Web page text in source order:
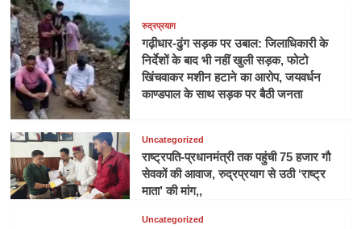
रुद्रप्रयाग
गढ़ीधार-ढुंग सड़क पर उबाल: जिलाधिकारी के
निर्देशों के बाद भी नहीं खुली सड़क, फोटो
खिंचवाकर मशीन हटाने का आरोप, जयवर्धन
काण्डपाल के साथ सड़क पर बैठी जनता
Uncategorized
राष्ट्रपति-प्रधानमंत्री तक पहुंची 75 हजार गौ
सेवकों की आवाज, रुद्रप्रयाग से उठी ‘राष्ट्र
माता’ की मांग,,
Uncategorized